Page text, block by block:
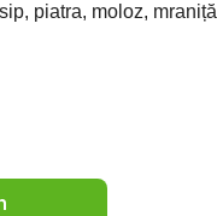
piatra, moloz, mraniță